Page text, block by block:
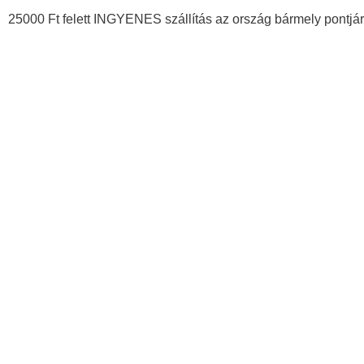
25000 Ft felett INGYENES szállítás az ország bármely